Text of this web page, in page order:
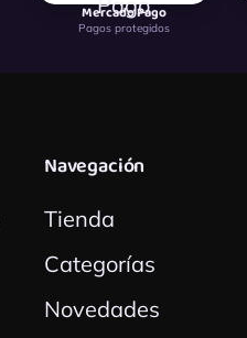
Mercado Pago
Pagos protegidos
Navegación
Tienda
Categorías
Novedades